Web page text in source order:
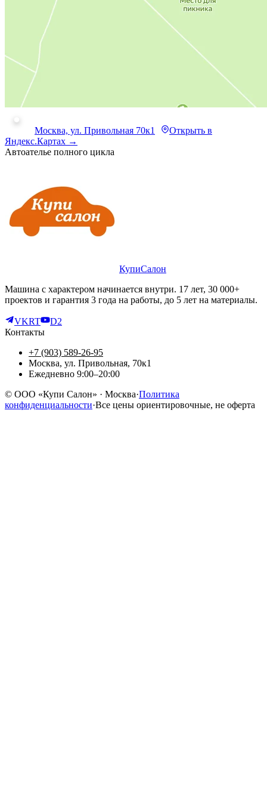
Москва, ул. Привольная 70к1
Открыть в
Яндекс.Картах →
Автоателье полного цикла
КупиСалон
Машина с характером начинается внутри. 17 лет, 30 000+
проектов и гарантия 3 года на работы, до 5 лет на материалы.
VKRT
D2
Контакты
+7 (903) 589-26-95
Москва, ул. Привольная, 70к1
Ежедневно 9:00–20:00
© ООО «Купи Салон» · Москва·Политика
конфиденциальности·Все цены ориентировочные, не оферта